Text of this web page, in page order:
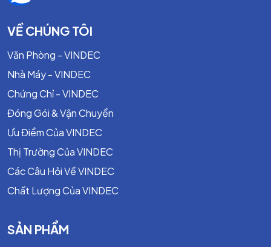
VỀ CHÚNG TÔI
Văn Phòng - VINDEC
Nhà Máy - VINDEC
Chứng Chỉ - VINDEC
Đóng Gói & Vận Chuyển
Ưu Điểm Của VINDEC
Thị Trường Của VINDEC
Các Câu Hỏi Về VINDEC
Chất Lượng Của VINDEC
SẢN PHẨM